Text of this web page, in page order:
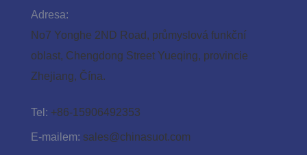
Adresa:
No7 Yonghe 2ND Road, průmyslová funkční
oblast, Chengdong Street Yueqing, provincie
Zhejiang, Čína.
Tel: +86-15906492353
E-mailem: sales@chinasuot.com